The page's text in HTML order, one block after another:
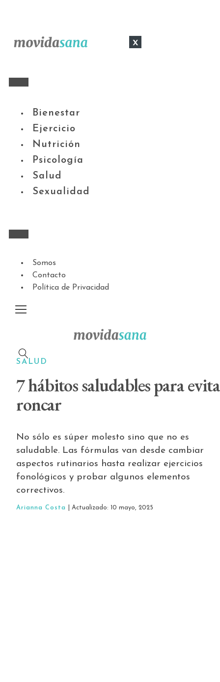
x
Bienestar
Ejercicio
Nutrición
Psicología
Salud
Sexualidad
Somos
Contacto
Política de Privacidad
SALUD
7 hábitos saludables para
roncar
No sólo es súper molesto sino que no es
saludable. Las fórmulas van desde cambiar
aspectos rutinarios hasta realizar ejercicios
fonológicos y probar algunos elementos
correctivos.
Arianna Costa | Actualizado: 10 mayo, 2025